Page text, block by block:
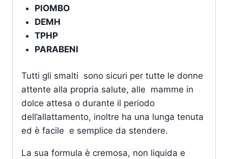
PIOMBO
DEMH
TPHP
PARABENI
Tutti gli smalti sono sicuri per tutte le donne
attente alla propria salute, alle mamme in
dolce attesa o durante il periodo
dell’allattamento, inoltre ha una lunga tenuta
ed è facile e semplice da stendere.
La sua formula è cremosa, non liquida e